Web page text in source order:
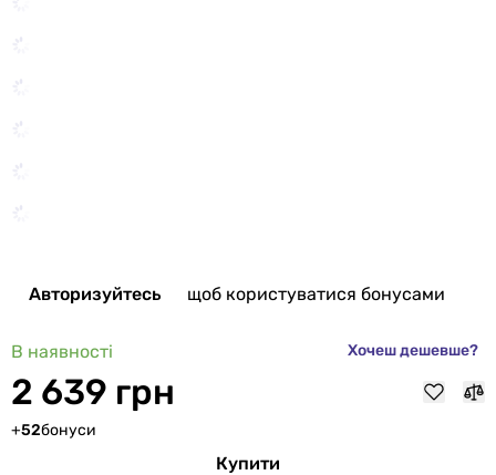
Авторизуйтесь щоб користуватися бонусами
В наявності Хочеш дешевше?
2 639 грн
+52бонуси
Купити